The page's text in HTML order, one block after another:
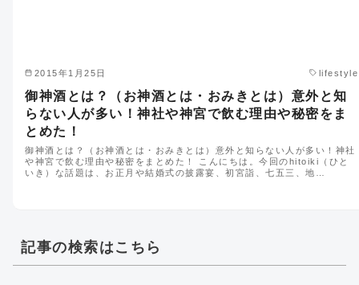
2015年1月25日 lifestyle
御神酒とは？（お神酒とは・おみきとは）意外と知
らない人が多い！神社や神宮で飲む理由や秘密をま
とめた！
御神酒とは？（お神酒とは・おみきとは）意外と知らない人が多い！神社
や神宮で飲む理由や秘密をまとめた！ こんにちは。今回のhitoiki（ひと
いき）な話題は、お正月や結婚式の披露宴、初宮詣、七五三、地…
記事の検索はこちら